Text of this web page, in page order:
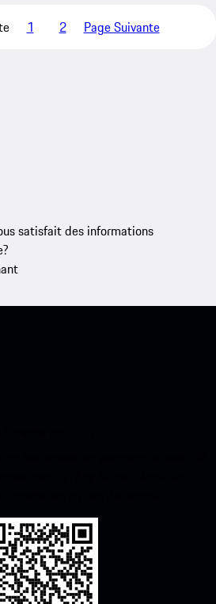
1 2 Page Suivante
satisfait des informations